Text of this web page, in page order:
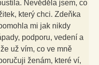
Nevěděla jsem, co
který chci. Zdeňka
mi jak nikdy
podporu, vedení a
už vím, co ve mně
ženám, které ví,